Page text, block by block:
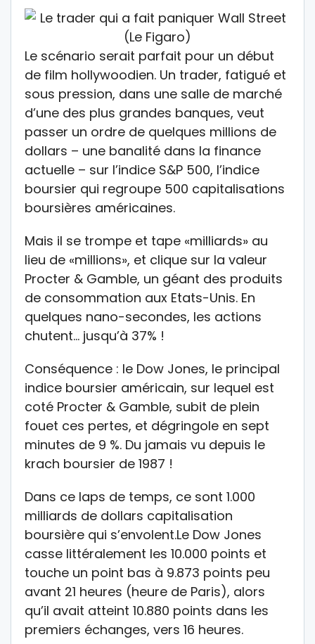
Le scénario serait parfait pour un début
de film hollywoodien. Un trader, fatigué et
sous pression, dans une salle de marché
d’une des plus grandes banques, veut
passer un ordre de quelques millions de
dollars – une banalité dans la finance
actuelle – sur l’indice S&P 500, l’indice
boursier qui regroupe 500 capitalisations
boursières américaines.
Mais il se trompe et tape «milliards» au
lieu de «millions», et clique sur la valeur
Procter & Gamble, un géant des produits
de consommation aux Etats-Unis. En
quelques nano-secondes, les actions
chutent… jusqu’à 37% !
Conséquence : le Dow Jones, le principal
indice boursier américain, sur lequel est
coté Procter & Gamble, subit de plein
fouet ces pertes, et dégringole en sept
minutes de 9 %. Du jamais vu depuis le
krach boursier de 1987 !
Dans ce laps de temps, ce sont 1.000
milliards de dollars capitalisation
boursière qui s’envolent.Le Dow Jones
casse littéralement les 10.000 points et
touche un point bas à 9.873 points peu
avant 21 heures (heure de Paris), alors
qu’il avait atteint 10.880 points dans les
premiers échanges, vers 16 heures.